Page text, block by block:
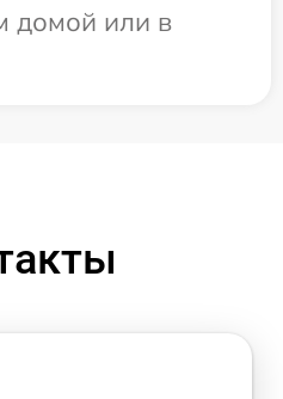
домой или в